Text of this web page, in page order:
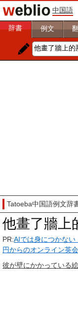
中国語
辞書 例文
Tatoeba中国語例文辞
他畫了牆上
PR:AIでは身につかな
円からのオンライン英会
彼が壁にかかっている絵